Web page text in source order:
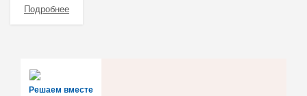
Подробнее
Решаем вместе